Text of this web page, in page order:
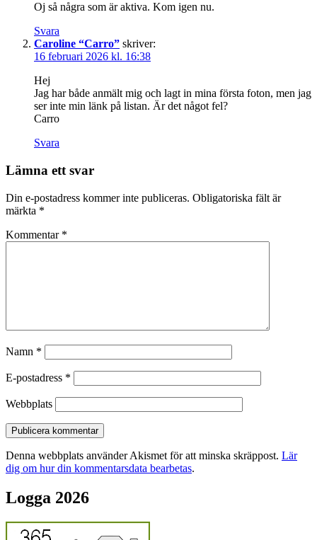
Oj så några som är aktiva. Kom igen nu.
Svara
Caroline “Carro” skriver:
16 februari 2026 kl. 16:38
Hej
Jag har både anmält mig och lagt in mina första foton, men jag
ser inte min länk på listan. Är det något fel?
Carro
Svara
Lämna ett svar
Din e-postadress kommer inte publiceras. Obligatoriska fält är
märkta *
Kommentar *
Namn *
E-postadress *
Webbplats
Denna webbplats använder Akismet för att minska skräppost. Lär
dig om hur din kommentarsdata bearbetas.
Logga 2026